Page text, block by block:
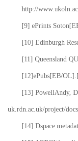
http://
[9] ePrints
[10] Edinburgh
[11] Queensland
[12]ePubs[EB/
[13] PowellAndy,
uk.rdn.ac.uk/project/
[14] Dspace